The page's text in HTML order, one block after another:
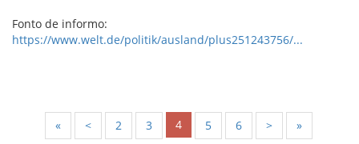
Fonto de informo:
https://www.welt.de/politik/ausland/plus251243756/...
« < 2 3 4 5 6 > »